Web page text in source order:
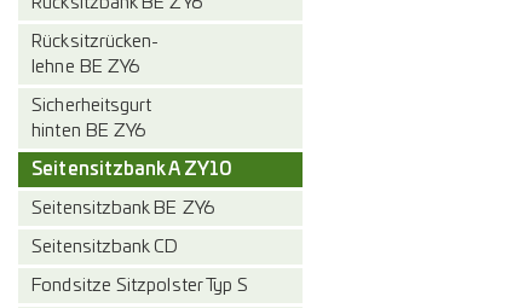
Rücksitzrücken-
lehne BE ZY6
Sicherheitsgurt
hinten BE ZY6
Seitensitzbank A ZY10
Seitensitzbank BE ZY6
Seitensitzbank CD
Fondsitze Sitzpolster Typ S